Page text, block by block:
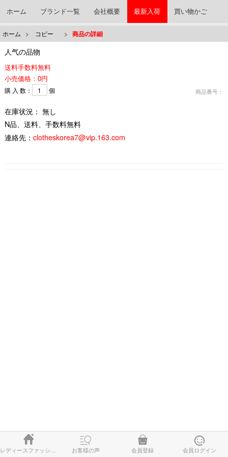
ホーム ブランド一覧 会社概要 最新入荷 買い物かご
ホーム > コピー > 商品の詳細
人气の品物
送料手数料無料
小売価格：0円
商品番号：
購 入 数： 個
在庫状況： 無し
N品、送料、手数料無料
連絡先： clotheskorea7@vip.163.com
 
お客様の声

会員登録

会員ログイン